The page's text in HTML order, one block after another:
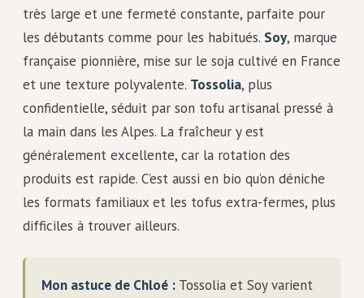
très large et une fermeté constante, parfaite pour
les débutants comme pour les habitués. Soy, marque
française pionnière, mise sur le soja cultivé en France
et une texture polyvalente. Tossolia, plus
confidentielle, séduit par son tofu artisanal pressé à
la main dans les Alpes. La fraîcheur y est
généralement excellente, car la rotation des
produits est rapide. C’est aussi en bio qu’on déniche
les formats familiaux et les tofus extra-fermes, plus
difficiles à trouver ailleurs.
Mon astuce de Chloé : Tossolia et Soy varient